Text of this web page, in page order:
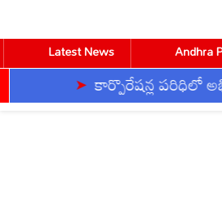
Latest News Andhra
కార్పొరేషన్ల పరిధిలో అభివృద్ధిపై
Home Telangana